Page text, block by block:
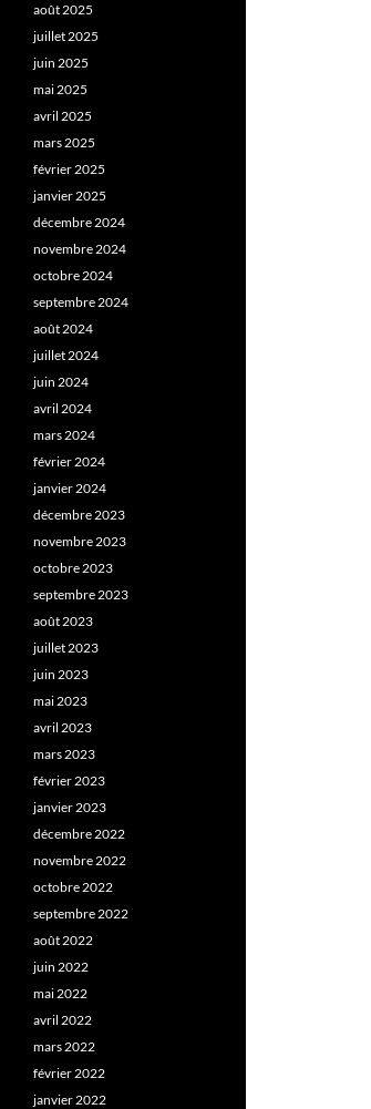
août 2025
juillet 2025
juin 2025
mai 2025
avril 2025
mars 2025
février 2025
janvier 2025
décembre 2024
novembre 2024
octobre 2024
septembre 2024
août 2024
juillet 2024
juin 2024
avril 2024
mars 2024
février 2024
janvier 2024
décembre 2023
novembre 2023
octobre 2023
septembre 2023
août 2023
juillet 2023
juin 2023
mai 2023
avril 2023
mars 2023
février 2023
janvier 2023
décembre 2022
novembre 2022
octobre 2022
septembre 2022
août 2022
juin 2022
mai 2022
avril 2022
mars 2022
février 2022
janvier 2022